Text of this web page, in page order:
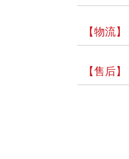
【物流】
【售后】